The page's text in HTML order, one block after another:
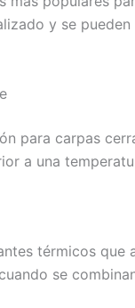
y se
para carpas
a una
térmicos que
se